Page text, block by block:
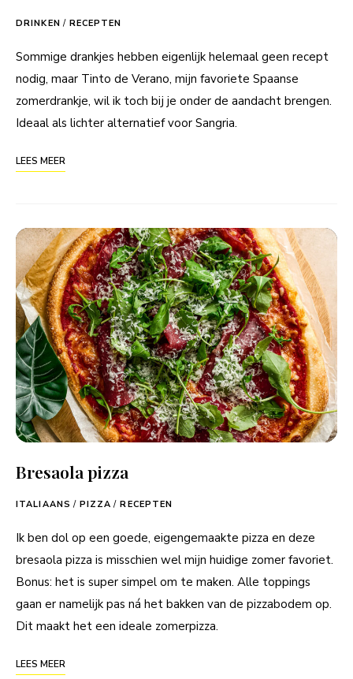
DRINKEN / RECEPTEN
Sommige drankjes hebben eigenlijk helemaal geen recept
nodig, maar Tinto de Verano, mijn favoriete Spaanse
zomerdrankje, wil ik toch bij je onder de aandacht brengen.
Ideaal als lichter alternatief voor Sangria.
LEES MEER
Bresaola pizza
ITALIAANS / PIZZA / RECEPTEN
Ik ben dol op een goede, eigengemaakte pizza en deze
bresaola pizza is misschien wel mijn huidige zomer favoriet.
Bonus: het is super simpel om te maken. Alle toppings
gaan er namelijk pas ná het bakken van de pizzabodem op.
Dit maakt het een ideale zomerpizza.
LEES MEER